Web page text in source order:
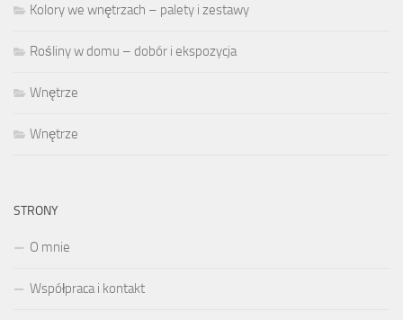
Kolory we wnętrzach – palety i zestawy
Rośliny w domu – dobór i ekspozycja
Wnętrze
Wnętrze
STRONY
O mnie
Współpraca i kontakt